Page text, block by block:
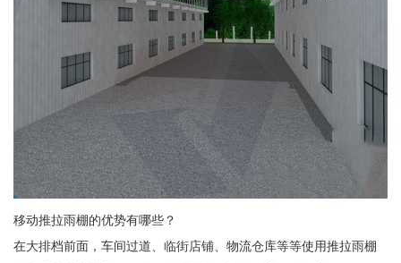
移动推拉雨棚的优势有哪些？
在大排档前面，车间过道、临街店铺、物流仓库等等使用推拉雨棚